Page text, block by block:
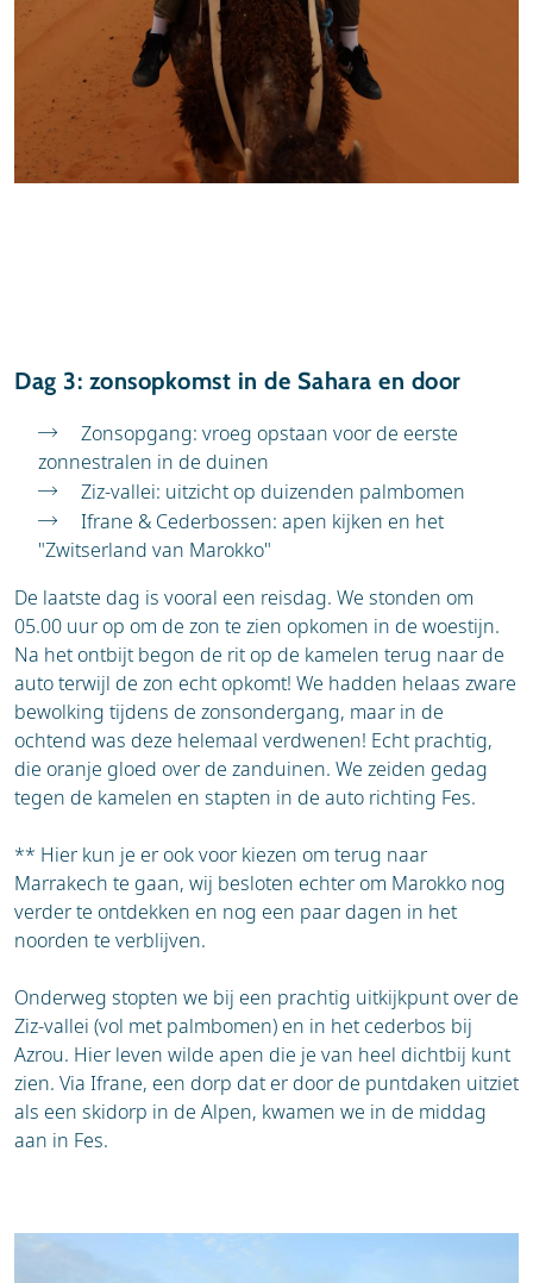
Dag 3: zonsopkomst in de Sahara en door
Zonsopgang: vroeg opstaan voor de eerste
zonnestralen in de duinen
Ziz-vallei: uitzicht op duizenden palmbomen
Ifrane & Cederbossen: apen kijken en het
"Zwitserland van Marokko"
De laatste dag is vooral een reisdag. We stonden om
05.00 uur op om de zon te zien opkomen in de woestijn.
Na het ontbijt begon de rit op de kamelen terug naar de
auto terwijl de zon echt opkomt! We hadden helaas zware
bewolking tijdens de zonsondergang, maar in de
ochtend was deze helemaal verdwenen! Echt prachtig,
die oranje gloed over de zanduinen. We zeiden gedag
tegen de kamelen en stapten in de auto richting Fes.
** Hier kun je er ook voor kiezen om terug naar
Marrakech te gaan, wij besloten echter om Marokko nog
verder te ontdekken en nog een paar dagen in het
noorden te verblijven.
Onderweg stopten we bij een prachtig uitkijkpunt over de
Ziz-vallei (vol met palmbomen) en in het cederbos bij
Azrou. Hier leven wilde apen die je van heel dichtbij kunt
zien. Via Ifrane, een dorp dat er door de puntdaken uitziet
als een skidorp in de Alpen, kwamen we in de middag
aan in Fes.